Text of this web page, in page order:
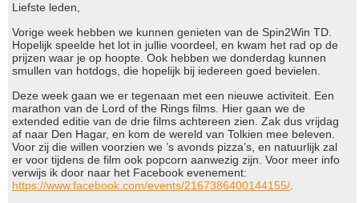
Liefste leden,
Vorige week hebben we kunnen genieten van de Spin2Win TD.
Hopelijk speelde het lot in jullie voordeel, en kwam het rad op de
prijzen waar je op hoopte. Ook hebben we donderdag kunnen
smullen van hotdogs, die hopelijk bij iedereen goed bevielen.
Deze week gaan we er tegenaan met een nieuwe activiteit. Een
marathon van de Lord of the Rings films. Hier gaan we de
extended editie van de drie films achtereen zien. Zak dus vrijdag
af naar Den Hagar, en kom de wereld van Tolkien mee beleven.
Voor zij die willen voorzien we ’s avonds pizza’s, en natuurlijk zal
er voor tijdens de film ook popcorn aanwezig zijn. Voor meer info
verwijs ik door naar het Facebook evenement:
https://www.facebook.com/events/2167386400144155/